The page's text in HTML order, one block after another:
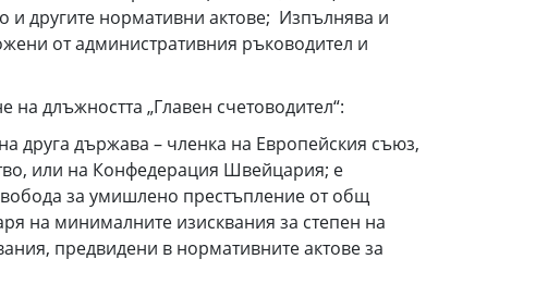
и другите нормативни актове; Изпълнява и
от административния ръководител и
длъжността „Главен счетоводител“:
друга държава – членка на Европейския съюз,
или на Конфедерация Швейцария; е
за умишлено престъпление от общ
на минималните изисквания за степен на
предвидени в нормативните актове за